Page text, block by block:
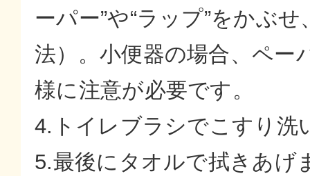
ーパー”や“ラップ”をかぶ
法）。小便器の場合、ペー
様に注意が必要です。
4.トイレブラシでこすり洗
5.最後にタオルで拭きあげ